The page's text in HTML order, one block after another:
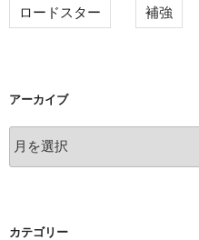
ロードスター 補強
アーカイブ
ー
カテゴリー